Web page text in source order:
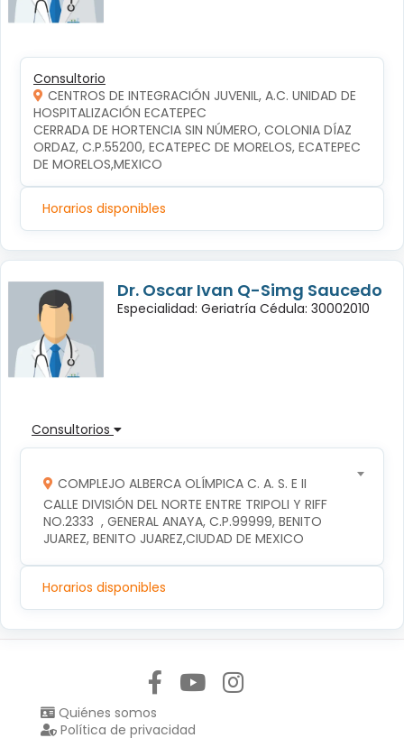
Consultorio
CENTROS DE INTEGRACIÓN JUVENIL, A.C. UNIDAD DE
HOSPITALIZACIÓN ECATEPEC
CERRADA DE HORTENCIA SIN NÚMERO, COLONIA DÍAZ
ORDAZ, C.P.55200, ECATEPEC DE MORELOS, ECATEPEC
DE MORELOS,MEXICO
Horarios disponibles
Dr. Oscar Ivan Q-Simg Saucedo
Especialidad: Geriatría Cédula: 30002010
Consultorios
COMPLEJO ALBERCA OLÍMPICA C. A. S. E II
CALLE DIVISIÓN DEL NORTE ENTRE TRIPOLI Y RIFF
NO.2333  , GENERAL ANAYA, C.P.99999, BENITO
JUAREZ, BENITO JUAREZ,CIUDAD DE MEXICO
Horarios disponibles
Quiénes somos
Política de privacidad